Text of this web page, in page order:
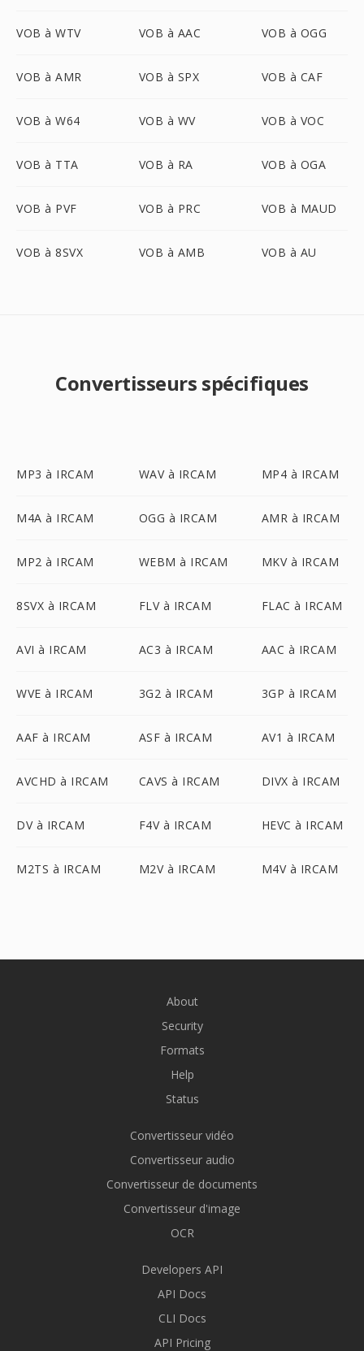
VOB à WTV VOB à AAC VOB à OGG
VOB à AMR VOB à SPX VOB à CAF
VOB à W64 VOB à WV VOB à VOC
VOB à TTA VOB à RA VOB à OGA
VOB à PVF VOB à PRC VOB à MAUD
VOB à 8SVX VOB à AMB VOB à AU
Convertisseurs spécifiques
MP3 à IRCAM WAV à IRCAM MP4 à IRCAM
M4A à IRCAM OGG à IRCAM AMR à IRCAM
MP2 à IRCAM WEBM à IRCAM MKV à IRCAM
8SVX à IRCAM FLV à IRCAM FLAC à IRCAM
AVI à IRCAM AC3 à IRCAM AAC à IRCAM
WVE à IRCAM 3G2 à IRCAM 3GP à IRCAM
AAF à IRCAM ASF à IRCAM AV1 à IRCAM
AVCHD à IRCAM CAVS à IRCAM DIVX à IRCAM
DV à IRCAM F4V à IRCAM HEVC à IRCAM
M2TS à IRCAM M2V à IRCAM M4V à IRCAM
About
Security
Formats
Help
Status
Convertisseur vidéo
Convertisseur audio
Convertisseur de documents
Convertisseur d'image
OCR
Developers API
API Docs
CLI Docs
API Pricing